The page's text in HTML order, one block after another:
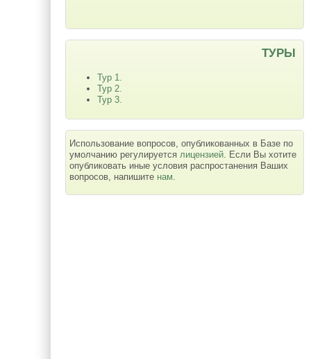
ТУРЫ
Тур 1.
Тур 2.
Тур 3.
Использование вопросов, опубликованных в Базе по
умолчанию регулируется лицензией. Если Вы хотите
опубликовать иные условия распростанения Ваших
вопросов, напишите нам.